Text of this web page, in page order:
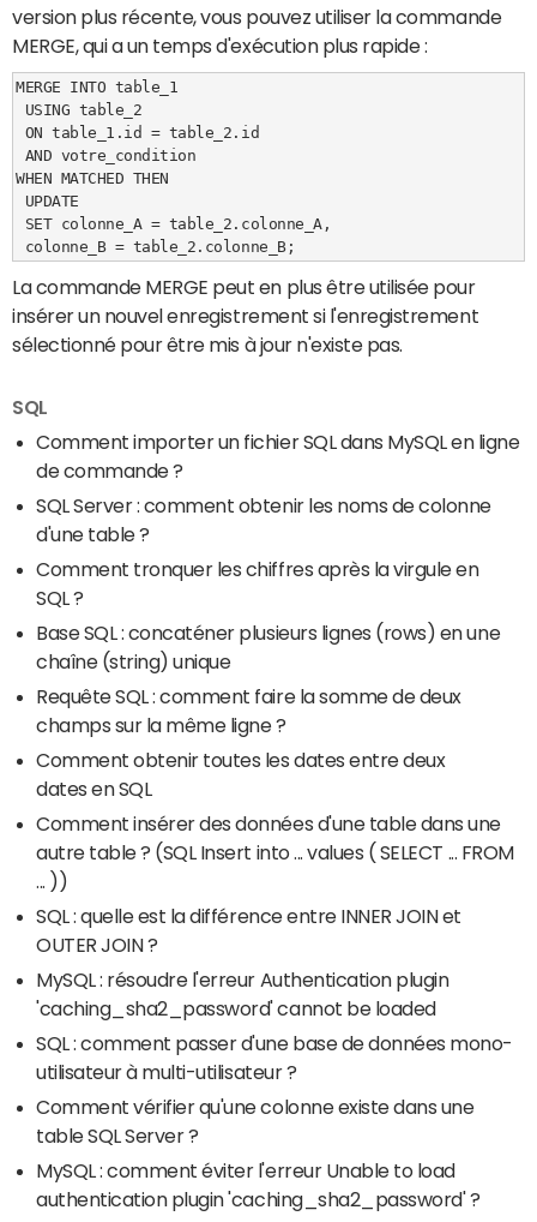
version plus récente, vous pouvez utiliser la commande
MERGE, qui a un temps d'exécution plus rapide :
MERGE INTO table_1
WHEN MATCHED THEN
colonne_B = table_2.colonne_B;
La commande MERGE peut en plus être utilisée pour
insérer un nouvel enregistrement si l'enregistrement
sélectionné pour être mis à jour n'existe pas.
SQL
Comment importer un fichier SQL dans MySQL en ligne
de commande ?
SQL Server : comment obtenir les noms de colonne
d'une table ?
Comment tronquer les chiffres après la virgule en
SQL ?
Base SQL : concaténer plusieurs lignes (rows) en une
chaîne (string) unique
Requête SQL : comment faire la somme de deux
champs sur la même ligne ?
Comment obtenir toutes les dates entre deux
dates en SQL
Comment insérer des données d'une table dans une
autre table ? (SQL Insert into ... values ( SELECT ... FROM
... ))
SQL : quelle est la différence entre INNER JOIN et
OUTER JOIN ?
MySQL : résoudre l'erreur Authentication plugin
'caching_sha2_password' cannot be loaded
SQL : comment passer d'une base de données mono-
utilisateur à multi-utilisateur ?
Comment vérifier qu'une colonne existe dans une
table SQL Server ?
MySQL : comment éviter l'erreur Unable to load
authentication plugin 'caching_sha2_password' ?